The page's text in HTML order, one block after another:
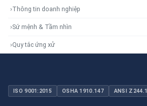
›Thông tin doanh nghiệp
›Sứ mệnh & Tầm nhìn
›Quy tắc ứng xử
ISO 9001:2015 OSHA 1910.147 ANSI Z244.1